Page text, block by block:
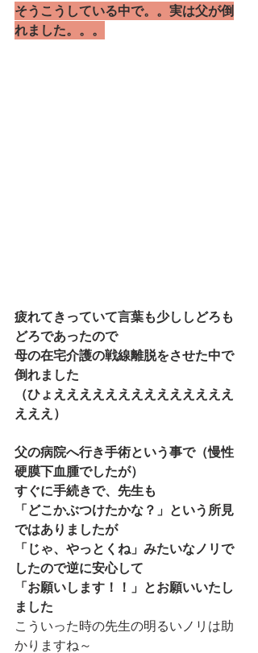
そうこうしている中で。。実は父が倒
れました。。。
疲れてきっていて言葉も少ししどろも
どろであったので
母の在宅介護の戦線離脱をさせた中で
倒れました
（ひょええええええええええええええ
えええ）
父の病院へ行き手術という事で（慢性
硬膜下血腫でしたが）
すぐに手続きで、先生も
「どこかぶつけたかな？」という所見
ではありましたが
「じゃ、やっとくね」みたいなノリで
したので逆に安心して
「お願いします！！」とお願いいたし
ました
こういった時の先生の明るいノリは助
かりますね～